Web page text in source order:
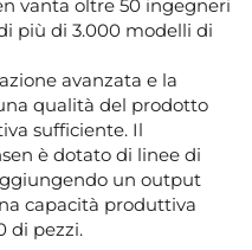
vanta oltre 50 ingegneri
più di 3.000 modelli di
avanzata e la
qualità del prodotto
sufficiente. Il
è dotato di linee di
un output
capacità produttiva
di pezzi.